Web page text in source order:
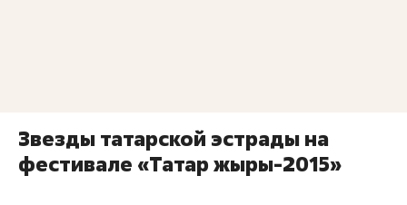
Звезды татарской эстрады на
фестивале «Татар жыры-2015»